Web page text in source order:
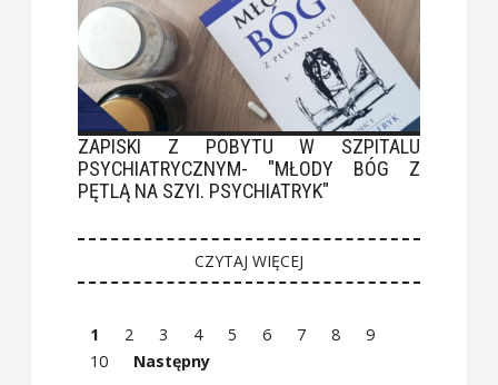
ZAPISKI Z POBYTU W SZPITALU
PSYCHIATRYCZNYM- "MŁODY BÓG Z
PĘTLĄ NA SZYI. PSYCHIATRYK"
CZYTAJ WIĘCEJ
1 2 3 4 5 6 7 8
9
10
Następny